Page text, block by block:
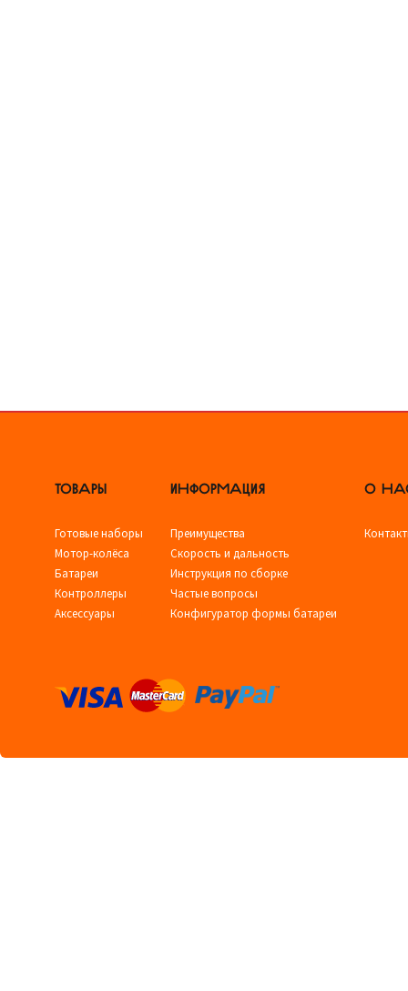
ТОВАРЫ
Готовые наборы
Мотор-колёса
Батареи
Контроллеры
Аксессуары
ИНФОРМАЦИЯ
Преимущества
Скорость и дальность
Инструкция по сборке
Частые вопросы
Конфигуратор формы батареи
О